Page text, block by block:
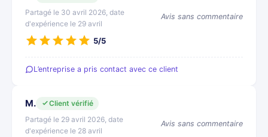
Partagé le 30 avril 2026, date
d'expérience le 29 avril
Avis sans commentaire
5/5
L’entreprise a pris contact avec ce client
M.
Client vérifié
Partagé le 29 avril 2026, date
d'expérience le 28 avril
Avis sans commentaire